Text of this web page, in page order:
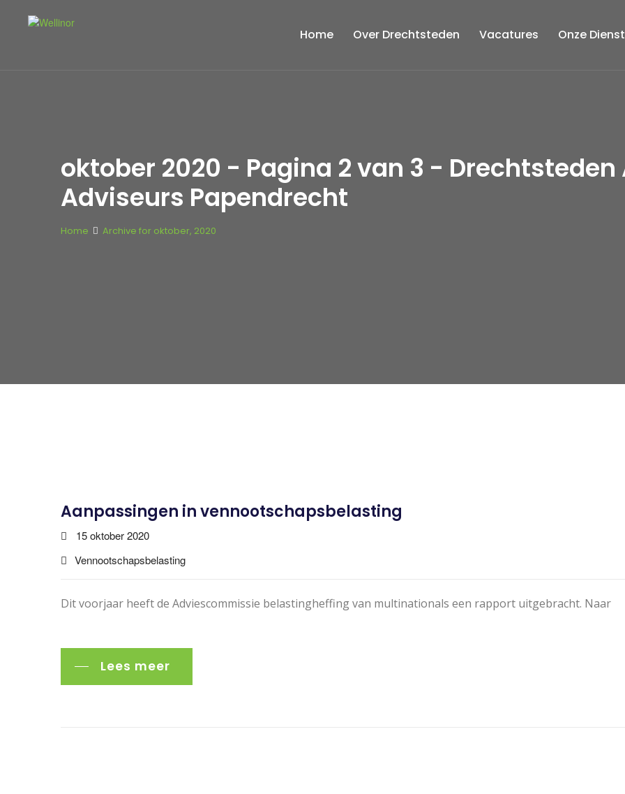
Home Over Drechtsteden Vacatures Onze
oktober 2020 - Pagina 2 van 3 -
Adviseurs Papendrecht
Home Archive for oktober, 2020
Aanpassingen in vennootschapsbelasting
15 oktober 2020
Vennootschapsbelasting
Dit voorjaar heeft de Adviescommissie belastingheffing van multinationals een rapport uitgebracht. Naar
Lees meer